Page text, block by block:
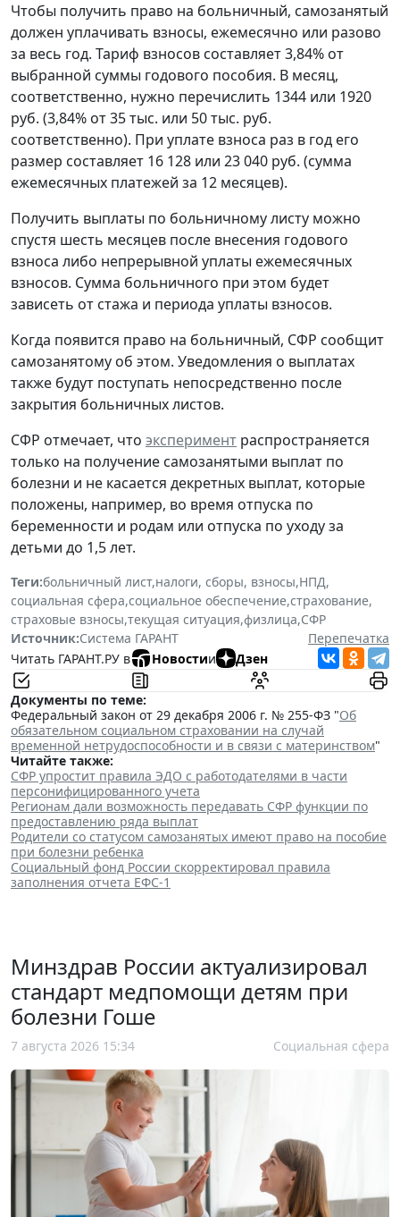
Чтобы получить право на больничный, самозанятый
должен уплачивать взносы, ежемесячно или разово
за весь год. Тариф взносов составляет 3,84% от
выбранной суммы годового пособия. В месяц,
соответственно, нужно перечислить 1344 или 1920
руб. (3,84% от 35 тыс. или 50 тыс. руб.
соответственно). При уплате взноса раз в год его
размер составляет 16 128 или 23 040 руб. (сумма
ежемесячных платежей за 12 месяцев).
Получить выплаты по больничному листу можно
спустя шесть месяцев после внесения годового
взноса либо непрерывной уплаты ежемесячных
взносов. Сумма больничного при этом будет
зависеть от стажа и периода уплаты взносов.
Когда появится право на больничный, СФР сообщит
самозанятому об этом. Уведомления о выплатах
также будут поступать непосредственно после
закрытия больничных листов.
СФР отмечает, что эксперимент распространяется
только на получение самозанятыми выплат по
болезни и не касается декретных выплат, которые
положены, например, во время отпуска по
беременности и родам или отпуска по уходу за
детьми до 1,5 лет.
Теги:больничный лист,налоги, сборы, взносы,НПД,
социальная сфера,социальное обеспечение,страхование,
страховые взносы,текущая ситуация,физлица,СФР
Источник:Система ГАРАНТ
Перепечатка
Читать ГАРАНТ.РУ в
Новостии Дзен
Документы по теме:
Федеральный закон от 29 декабря 2006 г. № 255-ФЗ "Об
обязательном социальном страховании на случай
временной нетрудоспособности и в связи с материнством"
Читайте также:
СФР упростит правила ЭДО с работодателями в части
персонифицированного учета
Регионам дали возможность передавать СФР функции по
предоставлению ряда выплат
Родители со статусом самозанятых имеют право на пособие
при болезни ребенка
Социальный фонд России скорректировал правила
заполнения отчета ЕФС-1
Минздрав России актуализировал
стандарт медпомощи детям при
болезни Гоше
7 августа 2026 15:34 Социальная сфера